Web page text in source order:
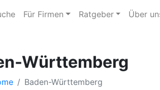
Für Firmen Ratgeber Über
Württemberg
Baden-Württemberg